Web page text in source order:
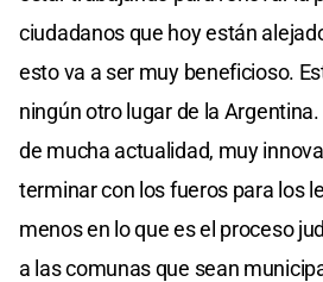
ciudadanos que hoy están
esto va a ser muy beneficioso.
ningún otro lugar de la
de mucha actualidad, muy
terminar con los fueros para los
menos en lo que es el proceso
a las comunas que sean